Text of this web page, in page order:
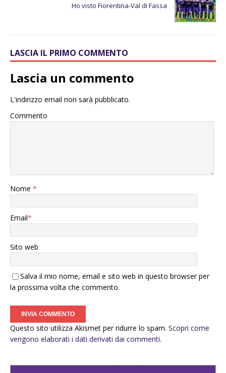
Ho visto Fiorentina-Val di Fassa
LASCIA IL PRIMO COMMENTO
Lascia un commento
L'indirizzo email non sarà pubblicato.
Commento
Nome *
Email*
Sito web
Salva il mio nome, email e sito web in questo browser per
la prossima volta che commento.
Questo sito utilizza Akismet per ridurre lo spam. Scopri come
vengono elaborati i dati derivati dai commenti.